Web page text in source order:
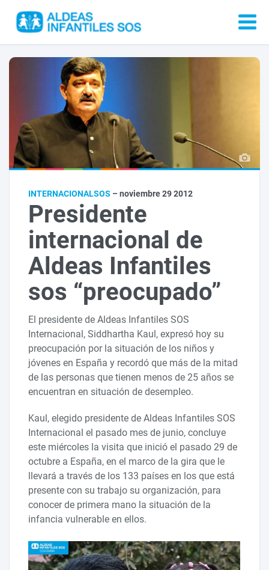
INTERNACIONALSOS – noviembre 29 2012
Presidente
internacional de
Aldeas Infantiles
sos “preocupado”
El presidente de Aldeas Infantiles SOS
Internacional, Siddhartha Kaul, expresó hoy su
preocupación por la situación de los niños y
jóvenes en España y recordó que más de la mitad
de las personas que tienen menos de 25 años se
encuentran en situación de desempleo.
Kaul, elegido presidente de Aldeas Infantiles SOS
Internacional el pasado mes de junio, concluye
este miércoles la visita que inició el pasado 29 de
octubre a España, en el marco de la gira que le
llevará a través de los 133 países en los que está
presente con su trabajo su organización, para
conocer de primera mano la situación de la
infancia vulnerable en ellos.